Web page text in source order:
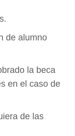
de alumno
la beca
en el caso de
de las